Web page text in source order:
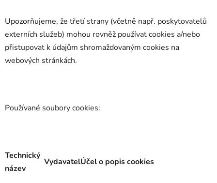
Upozorňujeme, že třetí strany (včetně např. poskytovatelů
externích služeb) mohou rovněž používat cookies a/nebo
přistupovat k údajům shromažďovaným cookies na
webových stránkách.
Používané soubory cookies:
Technický
název
VydavatelÚčel o popis cookies